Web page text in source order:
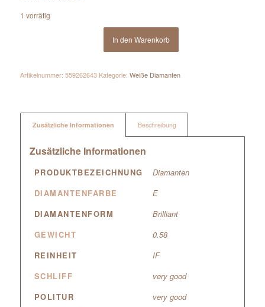
1 vorrätig
In den Warenkorb
Artikelnummer: 559262643 Kategorie: Weiße Diamanten
Zusätzliche Informationen Beschreibung
Zusätzliche Informationen
PRODUKTBEZEICHNUNG
Diamanten
DIAMANTENFARBE
E
DIAMANTENFORM
Brilliant
GEWICHT
0.58
REINHEIT
IF
SCHLIFF
very good
POLITUR
very good